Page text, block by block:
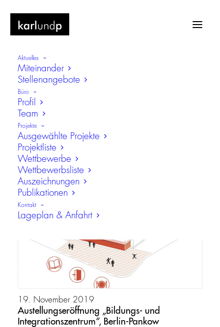
Aktuelles
Miteinander
Stellenangebote
Büro
Profil
Team
Projekte
Ausgewählte Projekte
Projektliste
Wettbewerbe
Wettbewerbsliste
Auszeichnungen
Publikationen
Kontakt
Lageplan & Anfahrt
Pankow
19. November 2019
Austellungseröffnung „Bildungs- und
Integrationszentrum“, Berlin-Pankow